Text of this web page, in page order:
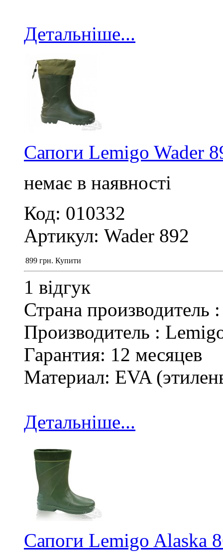
Детальніше...
Сапоги Lemigo Wader
немає в наявності
Код: 010332
Артикул: Wader 892
899 грн. Купити
1 відгук
Страна производитель
Производитель :
Гарантия: 12 месяцев
Материал: EVA
Детальніше...
Сапоги Lemigo Alaska